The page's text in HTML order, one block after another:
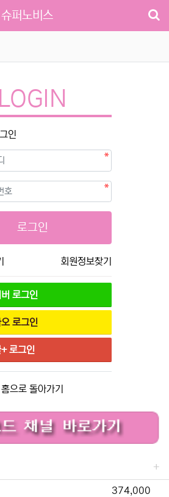
슈퍼노비스
LOGIN
인
로그인
회원정보찾기
로그인
로그인
로그인
홈으로 돌아가기
374,000